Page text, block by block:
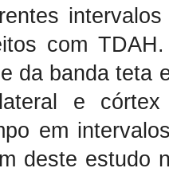
com
da banda teta
e
em
deste estudo